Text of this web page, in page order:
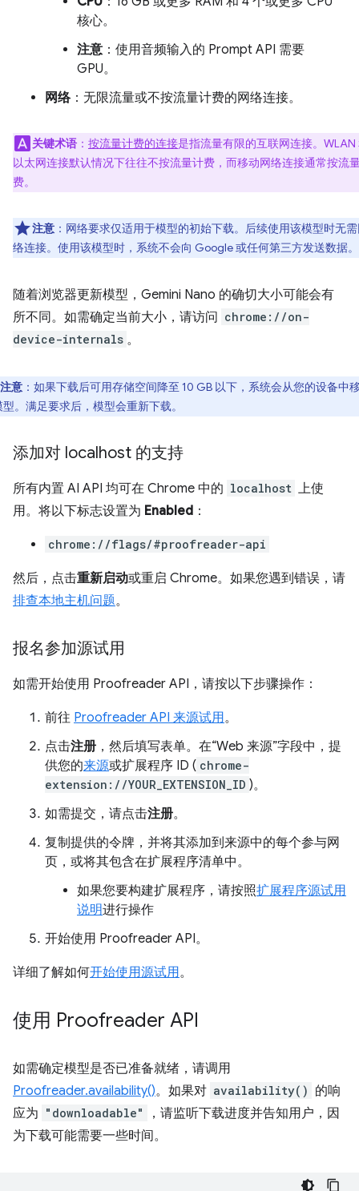
核心。
注意：使用音频输入的 Prompt API 需要
GPU。
网络：无限流量或不按流量计费的网络连接。
关键术语 ： 按流量计费的连接是指流量有限的互联网连接。WLAN
以太网连接默认情况下往往不按流量计费，而移动网络连接通常按流
费。
注意 ：网络要求仅适用于模型的初始下载。后续使用该模型时无
络连接。使用该模型时，系统不会向 Google 或任何第三方发送数据。
随着浏览器更新模型，Gemini Nano 的确切大小可能会有
所不同。如需确定当前大小，请访问 chrome://on-
device-internals 。
注意 ：如果下载后可用存储空间降至 10 GB 以下，系统会从您的设备中
。满足要求后，模型会重新下载。
添加对 localhost 的支持
所有内置 AI API 均可在 Chrome 中的 localhost 上使
用。将以下标志设置为 Enabled ：
chrome://flags/#proofreader-api
然后，点击重新启动或重启 Chrome。如果您遇到错误，请
排查本地主机问题。
报名参加源试用
如需开始使用 Proofreader API，请按以下步骤操作：
前往 Proofreader API 来源试用。
点击注册 ，然后填写表单。在“Web 来源”字段中，提
供您的来源或扩展程序 ID ( chrome-
extension://YOUR_EXTENSION_ID )。
如需提交，请点击注册。
复制提供的令牌，并将其添加到来源中的每个参与网
页，或将其包含在扩展程序清单中。
如果您要构建扩展程序，请按照扩展程序源试用
说明进行操作
开始使用 Proofreader API。
详细了解如何开始使用源试用。
使用 Proofreader API
如需确定模型是否已准备就绪，请调用
Proofreader.availability()。如果对 availability() 的响
应为 "downloadable"
，请监听下载进度并告知用户，因
为下载可能需要一些时间。